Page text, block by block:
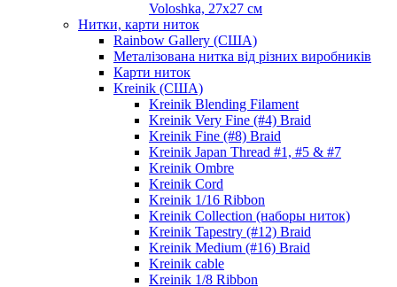
Voloshka, 27х27 см
Нитки, карти ниток
Rainbow Gallery (США)
Металізована нитка від різних виробників
Карти ниток
Kreinik (США)
Kreinik Blending Filament
Kreinik Very Fine (#4) Braid
Kreinik Fine (#8) Braid
Kreinik Japan Thread #1, #5 & #7
Kreinik Ombre
Kreinik Cord
Kreinik 1/16 Ribbon
Kreinik Collection (наборы ниток)
Kreinik Tapestry (#12) Braid
Kreinik Medium (#16) Braid
Kreinik cable
Kreinik 1/8 Ribbon